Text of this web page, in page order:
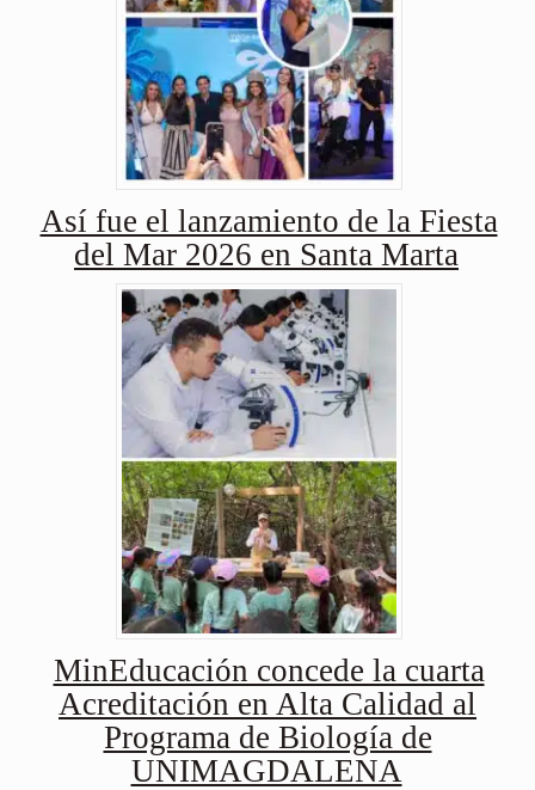
Así fue el lanzamiento de la Fiesta
del Mar 2026 en Santa Marta
MinEducación concede la cuarta
Acreditación en Alta Calidad al
Programa de Biología de
UNIMAGDALENA